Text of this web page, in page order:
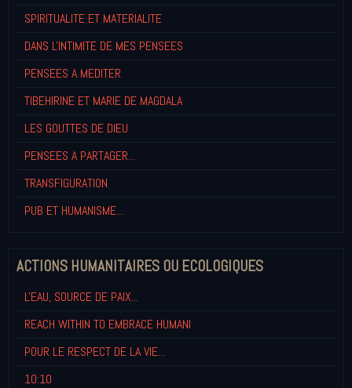
SPIRITUALITE ET MATERIALITE
DANS L'INTIMITE DE MES PENSEES
PENSEES A MEDITER
TIBEHIRINE ET MARIE DE MAGDALA
LES GOUTTES DE DIEU
PENSEES A PARTAGER...
TRANSFIGURATION
PUB ET HUMANISME...
ACTIONS HUMANITAIRES OU ECOLOGIQUES
L'EAU, SOURCE DE PAIX...
REACH WITHIN TO EMBRACE HUMANI
POUR LE RESPECT DE LA VIE...
10:10